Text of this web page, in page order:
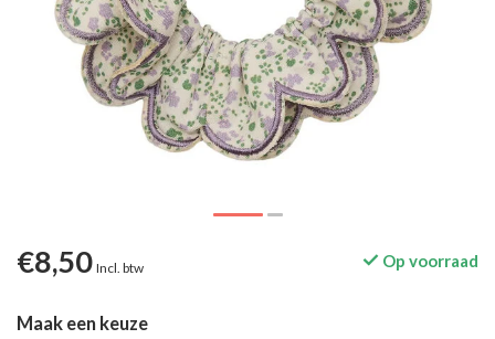
€8,50 Incl. btw Op voorraad
Maak een keuze